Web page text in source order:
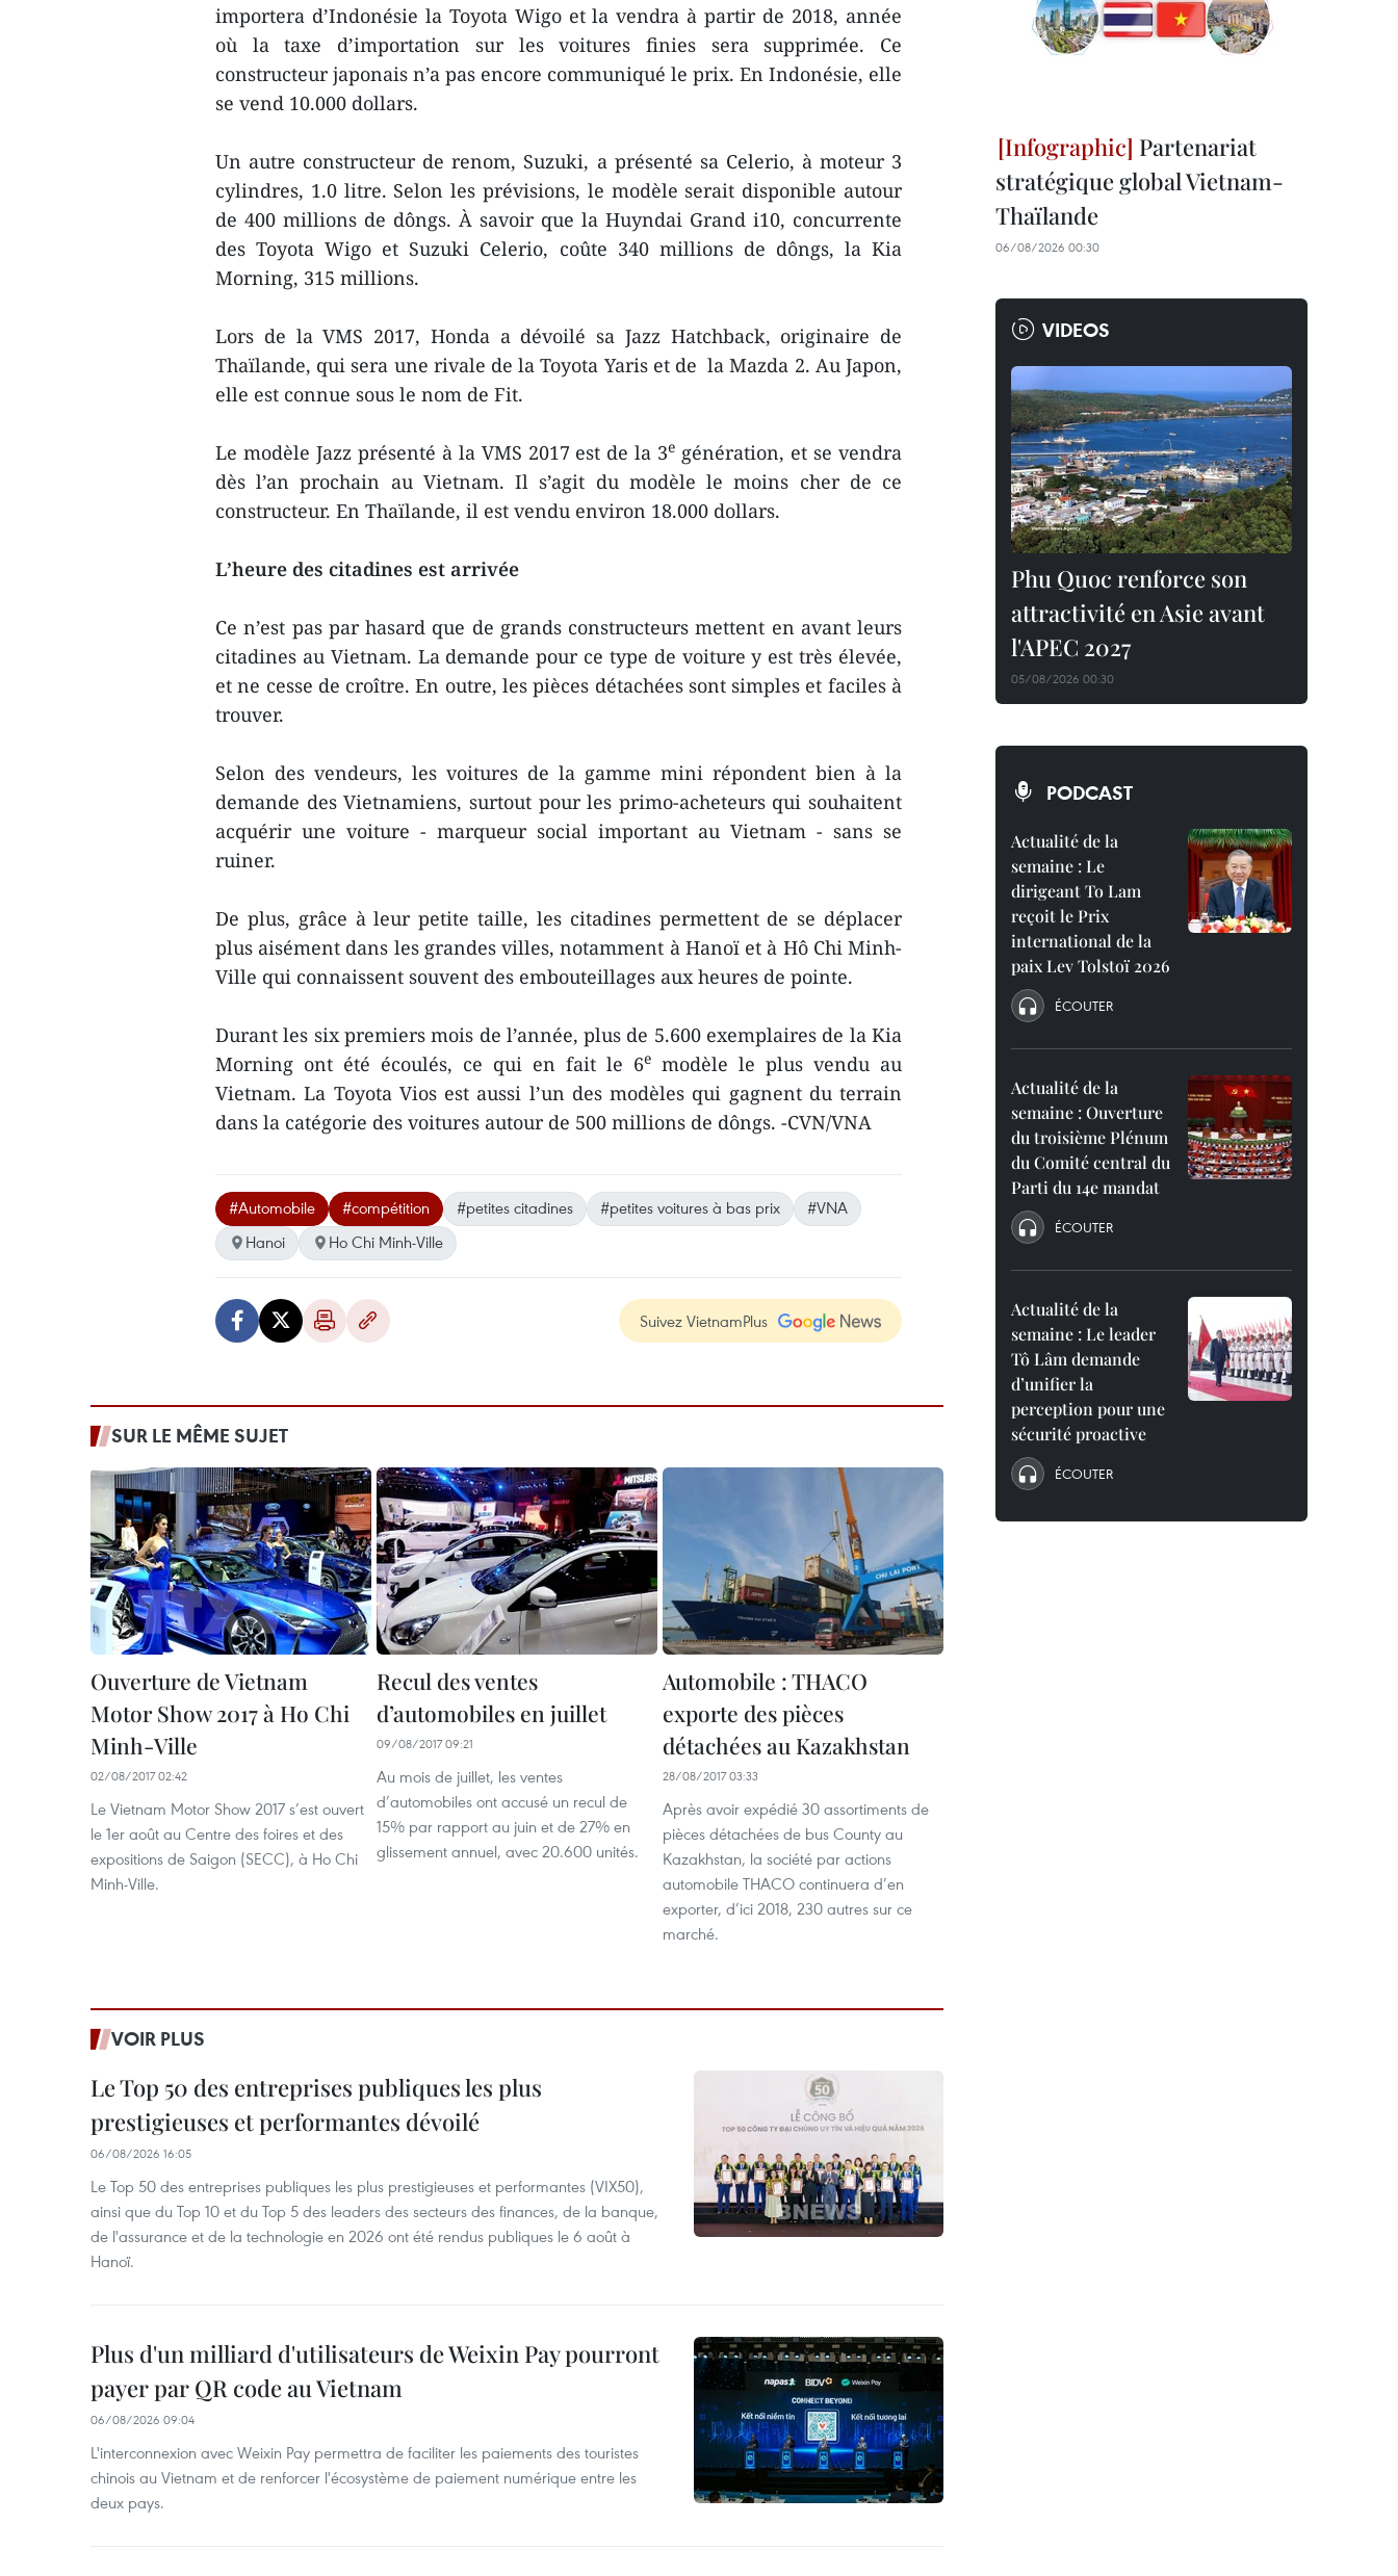
importera d’Indonésie la Toyota Wigo et la vendra à partir de 2018, année
où la taxe d’importation sur les voitures finies sera supprimée. Ce
constructeur japonais n’a pas encore communiqué le prix. En Indonésie, elle
se vend 10.000 dollars.
Un autre constructeur de renom, Suzuki, a présenté sa Celerio, à moteur 3
cylindres, 1.0 litre. Selon les prévisions, le modèle serait disponible autour
de 400 millions de dôngs. À savoir que la Huyndai Grand i10, concurrente
des Toyota Wigo et Suzuki Celerio, coûte 340 millions de dôngs, la Kia
Morning, 315 millions.
Lors de la VMS 2017, Honda a dévoilé sa Jazz Hatchback, originaire de
Thaïlande, qui sera une rivale de la Toyota Yaris et de la Mazda 2. Au Japon,
elle est connue sous le nom de Fit.
Le modèle Jazz présenté à la VMS 2017 est de la 3e génération, et se vendra
dès l’an prochain au Vietnam. Il s’agit du modèle le moins cher de ce
constructeur. En Thaïlande, il est vendu environ 18.000 dollars.
L’heure des citadines est arrivée
Ce n’est pas par hasard que de grands constructeurs mettent en avant leurs
citadines au Vietnam. La demande pour ce type de voiture y est très élevée,
et ne cesse de croître. En outre, les pièces détachées sont simples et faciles à
trouver.
Selon des vendeurs, les voitures de la gamme mini répondent bien à la
demande des Vietnamiens, surtout pour les primo-acheteurs qui souhaitent
acquérir une voiture - marqueur social important au Vietnam - sans se
ruiner.
De plus, grâce à leur petite taille, les citadines permettent de se déplacer
plus aisément dans les grandes villes, notamment à Hanoï et à Hô Chi Minh-
Ville qui connaissent souvent des embouteillages aux heures de pointe.
Durant les six premiers mois de l’année, plus de 5.600 exemplaires de la Kia
Morning ont été écoulés, ce qui en fait le 6e modèle le plus vendu au
Vietnam. La Toyota Vios est aussi l’un des modèles qui gagnent du terrain
dans la catégorie des voitures autour de 500 millions de dôngs. -CVN/VNA
#Automobile #compétition #petites citadines #petites voitures à bas prix
#VNA
Hanoi
Ho Chi Minh-Ville
Suivez VietnamPlus
SUR LE MÊME SUJET
Ouverture de Vietnam
Motor Show 2017 à Ho Chi
Minh-Ville
02/08/2017 02:42
Le Vietnam Motor Show 2017 s’est ouvert
le 1er août au Centre des foires et des
expositions de Saigon (SECC), à Ho Chi
Minh-Ville.
Recul des ventes
d’automobiles en juillet
09/08/2017 09:21
Au mois de juillet, les ventes
d’automobiles ont accusé un recul de
15% par rapport au juin et de 27% en
glissement annuel, avec 20.600 unités.
Automobile : THACO
exporte des pièces
détachées au Kazakhstan
28/08/2017 03:33
Après avoir expédié 30 assortiments de
pièces détachées de bus County au
Kazakhstan, la société par actions
automobile THACO continuera d’en
exporter, d’ici 2018, 230 autres sur ce
marché.
VOIR PLUS
Le Top 50 des entreprises publiques les plus
prestigieuses et performantes dévoilé
06/08/2026 16:05
Le Top 50 des entreprises publiques les plus prestigieuses et performantes (VIX50),
ainsi que du Top 10 et du Top 5 des leaders des secteurs des finances, de la banque,
de l'assurance et de la technologie en 2026 ont été rendus publiques le 6 août à
Hanoï.
Plus d'un milliard d'utilisateurs de Weixin Pay pourront
payer par QR code au Vietnam
06/08/2026 09:04
L'interconnexion avec Weixin Pay permettra de faciliter les paiements des touristes
chinois au Vietnam et de renforcer l'écosystème de paiement numérique entre les
deux pays.
Partenariat
stratégique global Vietnam-
Thaïlande
06/08/2026 00:30
VIDEOS
Phu Quoc renforce son
attractivité en Asie avant
l'APEC 2027
05/08/2026 00:30
PODCAST
Actualité de la
semaine : Le
dirigeant To Lam
reçoit le Prix
international de la
paix Lev Tolstoï 2026
ÉCOUTER
Actualité de la
semaine : Ouverture
du troisième Plénum
du Comité central du
Parti du 14e mandat
ÉCOUTER
Actualité de la
semaine : Le leader
Tô Lâm demande
d’unifier la
perception pour une
sécurité proactive
ÉCOUTER